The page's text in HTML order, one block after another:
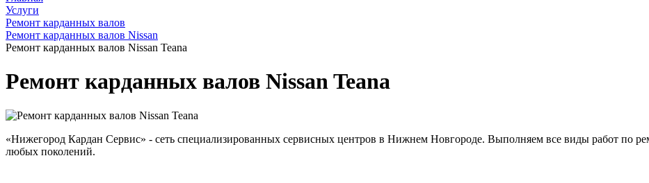
Услуги
Ремонт карданных валов
Ремонт карданных валов Nissan
Ремонт карданных валов Nissan Teana
Ремонт карданных валов Nissan Teana
«Нижегород Кардан Сервис» - сеть специализированных сервисных центров в Нижнем Новгороде. Выполняем все виды работ по
любых поколений.